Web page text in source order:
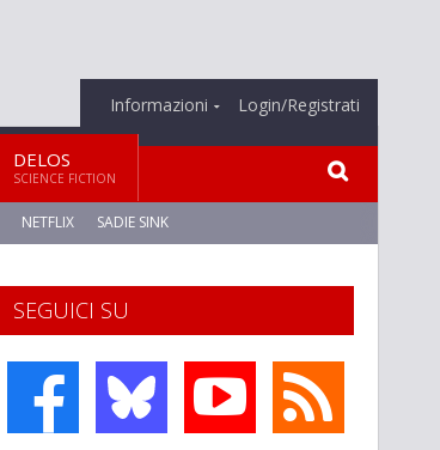
Informazioni Login/Registrati
DELOS
SCIENCE FICTION
NETFLIX SADIE SINK
SEGUICI SU